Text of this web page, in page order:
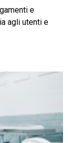
e
agli utenti e